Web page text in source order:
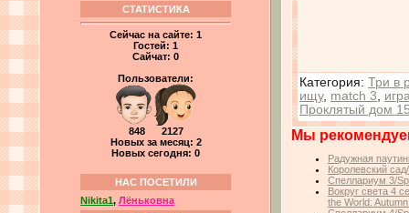
СТАТИСТИКА
Сейчас на сайте: 1
Гостей: 1
Сайчат: 0
Пользователи:
848 2127
Новых за месяц: 2
Новых сегодня: 0
НАС ПОСЕТИЛИ
Nikita1, Лёньковна
Категория: Три в
ищу, match 3
Проклятый дом
Мы
Радужная
Королевский
Спеллариум 3/
Вокруг света 4
the World: